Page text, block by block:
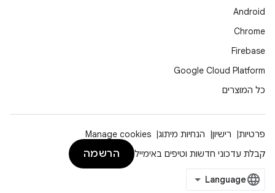
Android
Chrome
Firebase
Google Cloud Platform
כל המוצרים
פרטיות רישיון הנחיות מיתוג
Manage cookies
קבלת עדכוני חדשות וטיפים באימייל
הרשמה